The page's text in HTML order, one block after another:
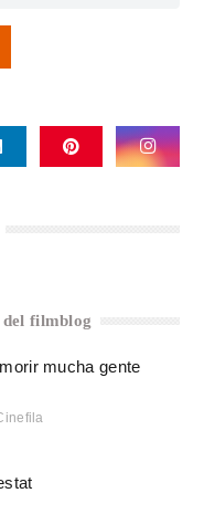
filmblog
mucha gente